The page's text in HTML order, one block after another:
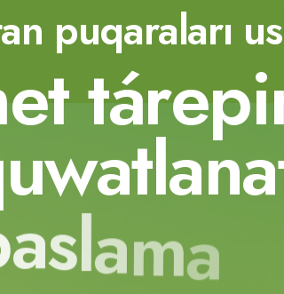
puqaraları
ettárepi
uwatlana
aslama